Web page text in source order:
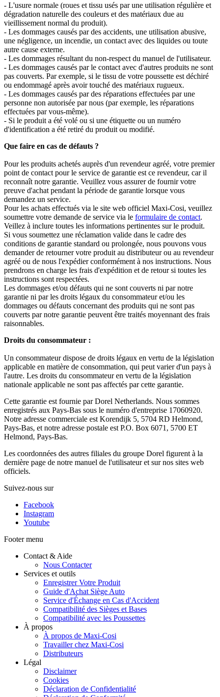
- L'usure normale (roues et tissu usés par une utilisation régulière et
dégradation naturelle des couleurs et des matériaux due au
vieillissement normal du produit).
- Les dommages causés par des accidents, une utilisation abusive,
une négligence, un incendie, un contact avec des liquides ou toute
autre cause externe.
- Les dommages résultant du non-respect du manuel de l'utilisateur.
- Les dommages causés par le contact avec d'autres produits ne sont
pas couverts. Par exemple, si le tissu de votre poussette est déchiré
ou endommagé après avoir touché des matériaux rugueux.
- Les dommages causés par des réparations effectuées par une
personne non autorisée par nous (par exemple, les réparations
effectuées par vous-même).
- Si le produit a été volé ou si une étiquette ou un numéro
d'identification a été retiré du produit ou modifié.
Que faire en cas de défauts ?
Pour les produits achetés auprès d'un revendeur agréé, votre premier
point de contact pour le service de garantie est ce revendeur, car il
reconnaît notre garantie. Veuillez vous assurer de fournir votre
preuve d'achat pendant la période de garantie lorsque vous
demandez un service.
Pour les achats effectués via le site web officiel Maxi-Cosi, veuillez
soumettre votre demande de service via le formulaire de contact.
Veillez à inclure toutes les informations pertinentes sur le produit.
Si vous soumettez une réclamation valide dans le cadre des
conditions de garantie standard ou prolongée, nous pouvons vous
demander de retourner votre produit au distributeur ou au revendeur
agréé ou de nous l'expédier conformément à nos instructions. Nous
prendrons en charge les frais d'expédition et de retour si toutes les
instructions sont respectées.
Les dommages et/ou défauts qui ne sont couverts ni par notre
garantie ni par les droits légaux du consommateur et/ou les
dommages ou défauts concernant des produits qui ne sont pas
couverts par notre garantie peuvent être traités moyennant des frais
raisonnables.
Droits du consommateur :
Un consommateur dispose de droits légaux en vertu de la législation
applicable en matière de consommation, qui peut varier d'un pays à
l'autre. Les droits du consommateur en vertu de la législation
nationale applicable ne sont pas affectés par cette garantie.
Cette garantie est fournie par Dorel Netherlands. Nous sommes
enregistrés aux Pays-Bas sous le numéro d'entreprise 17060920.
Notre adresse commerciale est Korendijk 5, 5704 RD Helmond,
Pays-Bas, et notre adresse postale est P.O. Box 6071, 5700 ET
Helmond, Pays-Bas.
Les coordonnées des autres filiales du groupe Dorel figurent à la
dernière page de notre manuel de l'utilisateur et sur nos sites web
officiels.
Suivez-nous sur
Facebook
Instagram
Youtube
Footer menu
Contact & Aide
Nous Contacter
Services et outils
Enregistrer Votre Produit
Guide d'Achat Siège Auto
Service d'Échange en Cas d'Accident
Compatibilité des Sièges et Bases
Compatibilité avec les Poussettes
À propos
À propos de Maxi-Cosi
Travailler chez Maxi-Cosi
Distributeurs
Légal
Disclaimer
Cookies
Déclaration de Confidentialité